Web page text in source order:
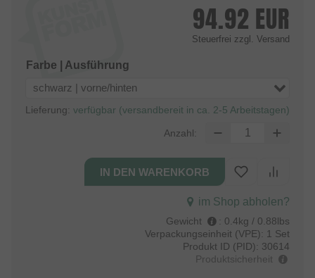
94.92 EUR
Steuerfrei zzgl. Versand
Farbe | Ausführung
schwarz | vorne/hinten
Lieferung: verfügbar (versandbereit in ca. 2-5 Arbeitstagen)
Anzahl:
im Shop abholen?
Gewicht : 0.4kg / 0.88lbs
Verpackungseinheit (VPE): 1 Set
Produkt ID (PID): 30614
Produktsicherheit